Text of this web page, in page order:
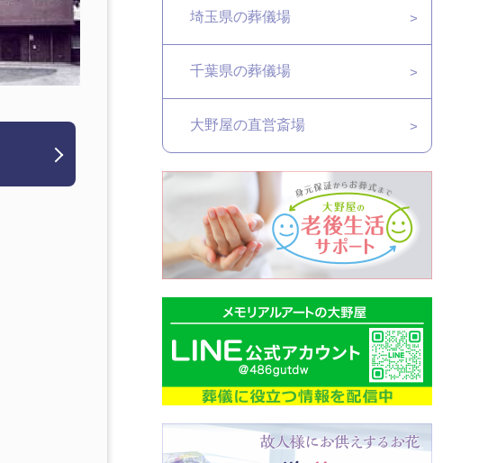
埼玉県の葬儀場
千葉県の葬儀場
大野屋の直営斎場